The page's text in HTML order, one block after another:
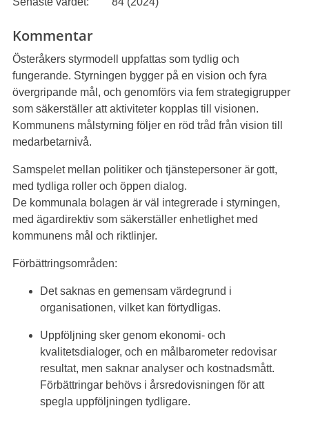
Kommentar
Österåkers styrmodell uppfattas som tydlig och
fungerande. Styrningen bygger på en vision och fyra
övergripande mål, och genomförs via fem strategigrupper
som säkerställer att aktiviteter kopplas till visionen.
Kommunens målstyrning följer en röd tråd från vision till
medarbetarnivå.
Samspelet mellan politiker och tjänstepersoner är gott,
med tydliga roller och öppen dialog.
De kommunala bolagen är väl integrerade i styrningen,
med ägardirektiv som säkerställer enhetlighet med
kommunens mål och riktlinjer.
Förbättringsområden:
Det saknas en gemensam värdegrund i
organisationen, vilket kan förtydligas.
Uppföljning sker genom ekonomi- och
kvalitetsdialoger, och en målbarometer redovisar
resultat, men saknar analyser och kostnadsmått.
Förbättringar behövs i årsredovisningen för att
spegla uppföljningen tydligare.